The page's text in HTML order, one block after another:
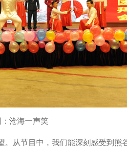
：沧海一声笑
从节目中，我们能深刻感受到熊